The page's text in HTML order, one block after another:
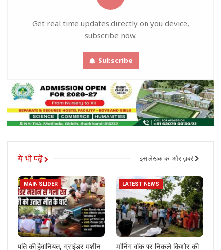
Get real time updates directly on you device,
subscribe now.
Subscribe
ये भी पढ़ें इस लेखक की और ख़बरें
MAIN SLIDER
पति की हैवानियत, ग्राइंडर मशीन
LATEST NEWS
मॉर्निंग वॉक पर निकले किशोर की